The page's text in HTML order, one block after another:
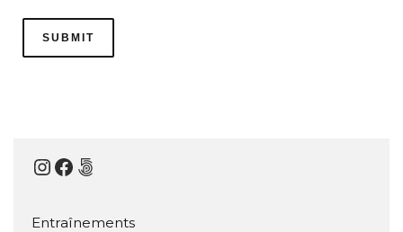
Instagram
Facebook
500px
Entraînements